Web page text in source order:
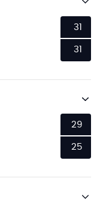
31
31
29
25